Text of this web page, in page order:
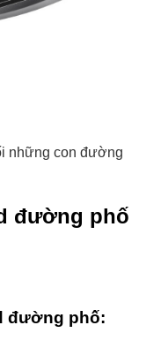
những con đường
đường phố
đường phố: